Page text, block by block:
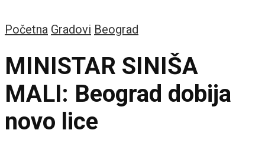
Početna Gradovi Beograd
MINISTAR SINIŠA
MALI: Beograd dobija
novo lice